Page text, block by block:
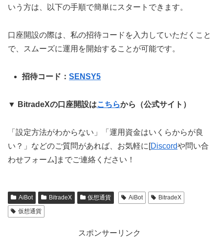
いう方は、以下の手順で簡単にスタートできます。
口座開設の際は、私の招待コードを入力していただくこと
で、スムーズに運用を開始することが可能です。
招待コード：SENSY5
▼ BitradeXの口座開設はこちらから（公式サイト）
「設定方法がわからない」「運用資金はいくらからが良
い？」などのご質問があれば、お気軽に[Discordや問い合
わせフォーム]までご連絡ください！
AiBot BitradeX 仮想通貨 AiBot
BitradeX
仮想通貨
スポンサーリンク